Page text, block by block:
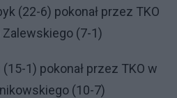
(22-6) pokonał przez TKO
(7-1)
1) pokonał przez TKO w
(10-7)